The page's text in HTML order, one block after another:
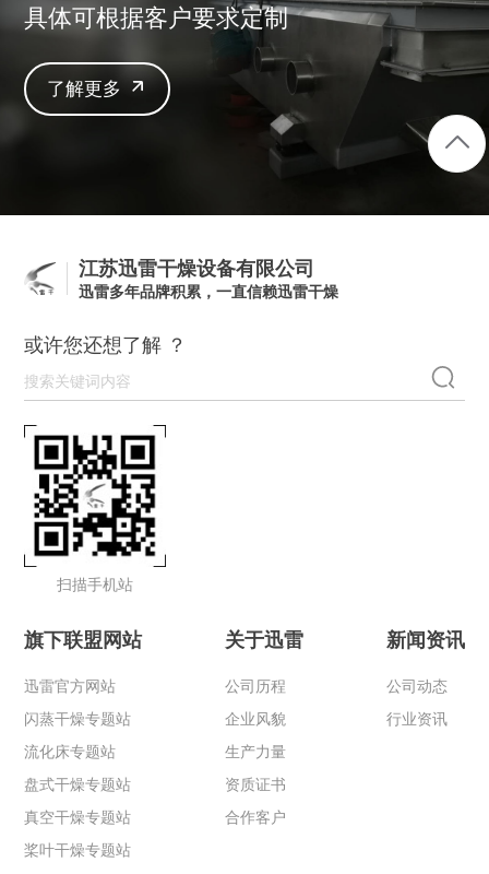
具体可根据客户要求定制
了解更多
江苏迅雷干燥设备有限公司
迅雷多年品牌积累，一直信赖迅雷干燥
或许您还想了解 ？
扫描手机站
旗下联盟网站
迅雷官方网站
闪蒸干燥专题站
流化床专题站
盘式干燥专题站
真空干燥专题站
桨叶干燥专题站
关于迅雷
公司历程
企业风貌
生产力量
资质证书
合作客户
新闻资讯
公司动态
行业资讯